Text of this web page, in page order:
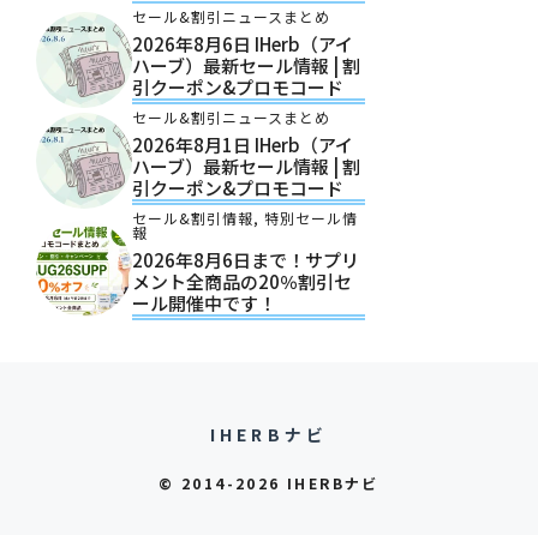
セール&割引ニュースまとめ
2026年8月6日 IHerb（アイ
ハーブ）最新セール情報 | 割
引クーポン&プロモコード
セール&割引ニュースまとめ
2026年8月1日 IHerb（アイ
ハーブ）最新セール情報 | 割
引クーポン&プロモコード
セール&割引情報, 特別セール情
報
2026年8月6日まで！サプリ
メント全商品の20％割引セ
ール開催中です！
IHERBナビ
© 2014-2026 IHERBナビ